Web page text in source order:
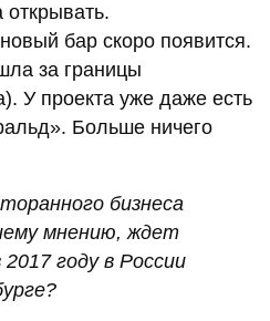
бар скоро появится.
за границы
У проекта уже даже есть
Больше ничего
бизнеса
мнению, ждет
году в России